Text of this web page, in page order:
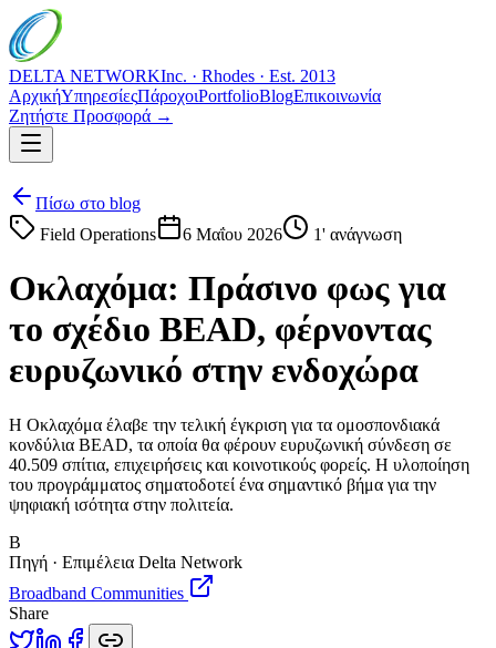
DELTA NETWORKInc. · Rhodes · Est. 2013
ΑρχικήΥπηρεσίεςΠάροχοιPortfolioBlogΕπικοινωνία
Ζητήστε Προσφορά →
Πίσω στο blog
Field Operations
6 Μαΐου 2026 1' ανάγνωση
Οκλαχόμα: Πράσινο φως για
το σχέδιο BEAD, φέρνοντας
ευρυζωνικό στην ενδοχώρα
Η Οκλαχόμα έλαβε την τελική έγκριση για τα ομοσπονδιακά
κονδύλια BEAD, τα οποία θα φέρουν ευρυζωνική σύνδεση σε
40.509 σπίτια, επιχειρήσεις και κοινοτικούς φορείς. Η υλοποίηση
του προγράμματος σηματοδοτεί ένα σημαντικό βήμα για την
ψηφιακή ισότητα στην πολιτεία.
B
Πηγή · Επιμέλεια Delta Network
Broadband Communities
Share